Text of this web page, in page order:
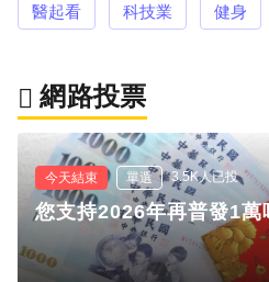
醫起看 科技業 健身
網路投票
今天結束 單選 3.5K人已投
您支持2026年再普發1萬